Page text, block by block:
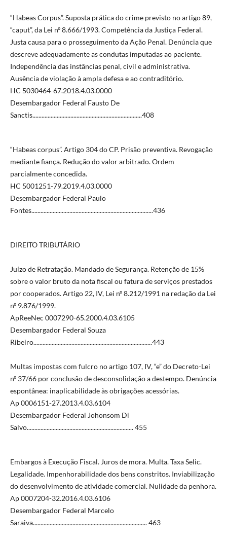
“Habeas Corpus”. Suposta prática do crime previsto no artigo 89,
“caput”, da Lei nº 8.666/1993. Competência da Justiça Federal.
Justa causa para o prosseguimento da Ação Penal. Denúncia que
descreve adequadamente as condutas imputadas ao paciente.
Independência das instâncias penal, civil e administrativa.
Ausência de violação à ampla defesa e ao contraditório.
HC 5030464-67.2018.4.03.0000
Desembargador Federal Fausto De
Sanctis........................................................................408
“Habeas corpus”. Artigo 304 do CP. Prisão preventiva. Revogação
mediante fiança. Redução do valor arbitrado. Ordem
parcialmente concedida.
HC 5001251-79.2019.4.03.0000
Desembargador Federal Paulo
Fontes................................................................................436
DIREITO TRIBUTÁRIO
Juízo de Retratação. Mandado de Segurança. Retenção de 15%
sobre o valor bruto da nota fiscal ou fatura de serviços prestados
por cooperados. Artigo 22, IV, Lei nº 8.212/1991 na redação da Lei
nº 9.876/1999.
ApReeNec 0007290-65.2000.4.03.6105
Desembargador Federal Souza
Ribeiro..............................................................................443
Multas impostas com fulcro no artigo 107, IV, “e” do Decreto-Lei
nº 37/66 por conclusão de desconsolidação a destempo. Denúncia
espontânea: inaplicabilidade às obrigações acessórias.
Ap 0006151-27.2013.4.03.6104
Desembargador Federal Johonsom Di
Salvo...................................................................... 455
Embargos à Execução Fiscal. Juros de mora. Multa. Taxa Selic.
Legalidade. Impenhorabilidade dos bens constritos. Inviabilização
do desenvolvimento de atividade comercial. Nulidade da penhora.
Ap 0007204-32.2016.4.03.6106
Desembargador Federal Marcelo
Saraiva........................................................................... 463